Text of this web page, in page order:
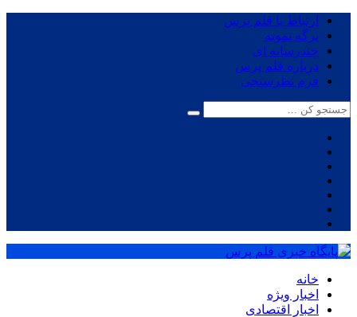
ارتباط با قلم پرس
برگه نمونه
چندرسانه ای
درباره قلم پرس
فرم نظرسنجی
خانه
اخبار ویژه
اخبار اقتصادی